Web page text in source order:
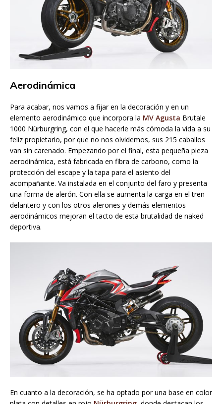
Aerodinámica
Para acabar, nos vamos a fijar en la decoración y en un
elemento aerodinámico que incorpora la MV Agusta Brutale
1000 Nürburgring, con el que hacerle más cómoda la vida a su
feliz propietario, por que no nos olvidemos, sus 215 caballos
van sin carenado. Empezando por el final, esta pequeña pieza
aerodinámica, está fabricada en fibra de carbono, como la
protección del escape y la tapa para el asiento del
acompañante. Va instalada en el conjunto del faro y presenta
una forma de alerón. Con ella se aumenta la carga en el tren
delantero y con los otros alerones y demás elementos
aerodinámicos mejoran el tacto de esta brutalidad de naked
deportiva.
En cuanto a la decoración, se ha optado por una base en color